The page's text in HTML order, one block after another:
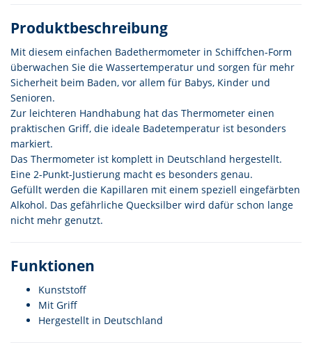
Produktbeschreibung
Mit diesem einfachen Badethermometer in Schiffchen-Form
überwachen Sie die Wassertemperatur und sorgen für mehr
Sicherheit beim Baden, vor allem für Babys, Kinder und
Senioren.
Zur leichteren Handhabung hat das Thermometer einen
praktischen Griff, die ideale Badetemperatur ist besonders
markiert.
Das Thermometer ist komplett in Deutschland hergestellt.
Eine 2-Punkt-Justierung macht es besonders genau.
Gefüllt werden die Kapillaren mit einem speziell eingefärbten
Alkohol. Das gefährliche Quecksilber wird dafür schon lange
nicht mehr genutzt.
Funktionen
Kunststoff
Mit Griff
Hergestellt in Deutschland